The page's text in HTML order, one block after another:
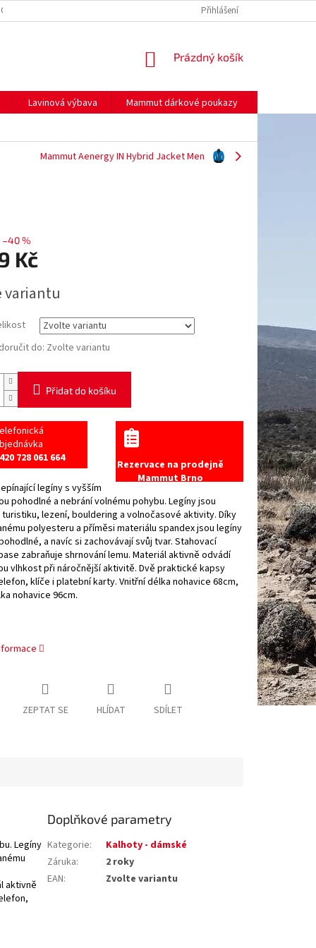
Přihlášení
NÁKUPNÍ
Prázdný košík
Lavinová výbava Mammut dárkové poukazy
Mammut Aenergy IN Hybrid Jacket Men
–40 %
Kč
variantu
do: Zvolte variantu
Přidat do košíku
Rezervace na prodejně
Mammut Brno
728 061 664
legíny s vyšším
pohodlné a nebrání volnému pohybu. Legíny jsou
turistiku, lezení, bouldering a volnočasové aktivity. Díky
polyesteru a příměsi materiálu spandex jsou legíny
a navíc si zachovávají svůj tvar. Stahovací
zabraňuje shrnování lemu. Materiál aktivně odvádí
vlhkost při náročnější aktivitě. Dvě praktické kapsy
klíče i platební karty. Vnitřní délka nohavice 68cm,
nohavice 96cm.
ZEPTAT SE HLÍDAT SDÍLET
Legíny
aktivně
Doplňkové parametry
Kategorie:
Kalhoty - dámské
Záruka:
2 roky
EAN: Zvolte variantu